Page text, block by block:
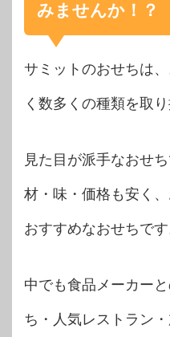
みませんか！？
サミットのおせちは
く数多くの種類を取り
見た目が派手なおせ
材・味・価格も安く
おすすめなおせちです
中でも食品メーカー
ち・人気レストラン